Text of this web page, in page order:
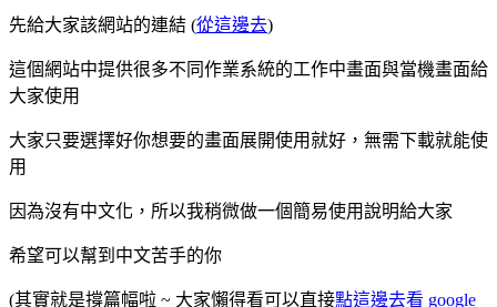
先給大家該網站的連結 (從這邊去)
這個網站中提供很多不同作業系統的工作中畫面與當機畫面給
大家使用
大家只要選擇好你想要的畫面展開使用就好，無需下載就能使
用
因為沒有中文化，所以我稍微做一個簡易使用說明給大家
希望可以幫到中文苦手的你
(其實就是撐篇幅啦 ~ 大家懶得看可以直接點這邊去看 google